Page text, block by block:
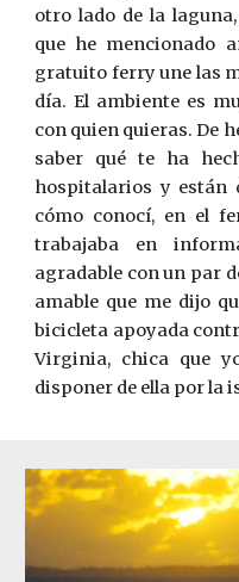
otro lado de la
que he mencionado
gratuito ferry une las
día. El ambiente es
con quien quieras. De
saber qué te ha
hospitalarios y están
cómo conocí, en el
trabajaba en
agradable con un par
amable que me dijo
bicicleta apoyada
Virginia, chica que
disponer de ella por la